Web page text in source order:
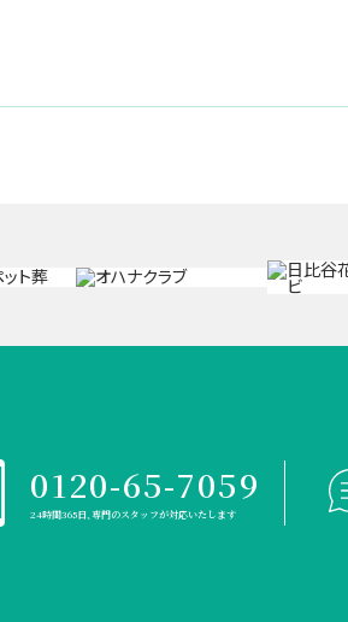
0120-65-7059
24時間365日、専門のスタッフが対応いたします